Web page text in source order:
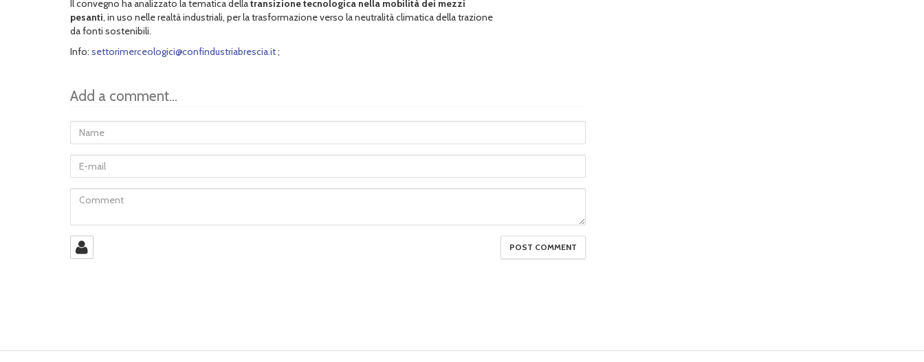
Il convegno ha analizzato la tematica dellatransizione tecnologica nella mobilità dei mezzi
pesanti, in uso nelle realtà industriali, per la trasformazione verso la neutralità climatica della trazione
da fonti sostenibili.
Info: settorimerceologici@confindustriabrescia.it;
Add a comment...
Name
mail
Comment